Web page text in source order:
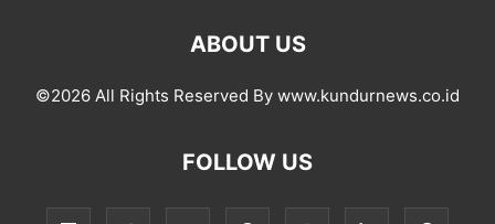
ABOUT US
©2026 All Rights Reserved By www.kundurnews.co.id
FOLLOW US